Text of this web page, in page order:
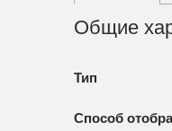
Общие
Тип
Способ